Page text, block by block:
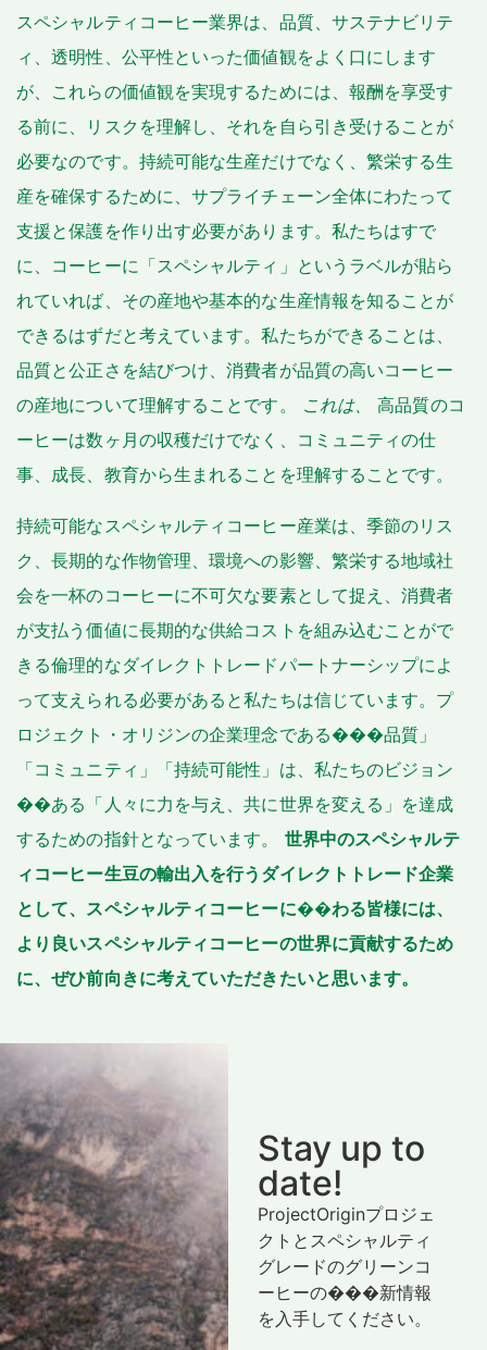
スペシャルティコーヒー業界は、品質、サステナビリテ
ィ、透明性、公平性といった価値観をよく口にします
が、これらの価値観を実現するためには、報酬を享受す
る前に、リスクを理解し、それを自ら引き受けることが
必要なのです。持続可能な生産だけでなく、繁栄する生
産を確保するために、サプライチェーン全体にわたって
支援と保護を作り出す必要があります。私たちはすで
に、コーヒーに「スペシャルティ」というラベルが貼ら
れていれば、その産地や基本的な生産情報を知ることが
できるはずだと考えています。私たちができることは、
品質と公正さを結びつけ、消費者が品質の高いコーヒー
の産地について理解することです。
これは、
高品質のコ
ーヒーは数ヶ月の収穫だけでなく、コミュニティの仕
事、成長、教育から生まれることを理解することです。
持続可能なスペシャルティコーヒー産業は、季節のリス
ク、長期的な作物管理、環境への影響、繁栄する地域社
会を一杯のコーヒーに不可欠な要素として捉え、消費者
が支払う価値に長期的な供給コストを組み込むことがで
きる倫理的なダイレクトトレードパートナーシップによ
って支えられる必要があると私たちは信じています。プ
ロジェクト・オリジンの企業理念である���品質」
「コミュニティ」「持続可能性」は、私たちのビジョン
��ある「人々に力を与え、共に世界を変える」を達成
するための指針となっています。 世界中のスペシャルテ
ィコーヒー生豆の輸出入を行うダイレクトトレード企業
として、スペシャルティコーヒーに��わる皆様には、
より良いスペシャルティコーヒーの世界に貢献するため
に、ぜひ前向きに考えていただきたいと思います。
Stay up to
date!
ProjectOriginプロジェ
クトとスペシャルティ
グレードのグリーンコ
ーヒーの���新情報
を入手してください。